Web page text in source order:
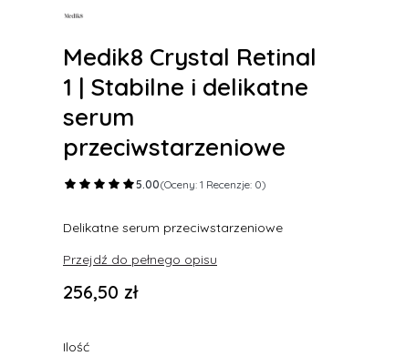
Medik8 Crystal Retinal
1 | Stabilne i delikatne
serum
przeciwstarzeniowe
5.00(Oceny: 1 Recenzje: 0)
Delikatne serum przeciwstarzeniowe
Przejdź do pełnego opisu
Cena
256,50 zł
Ilość